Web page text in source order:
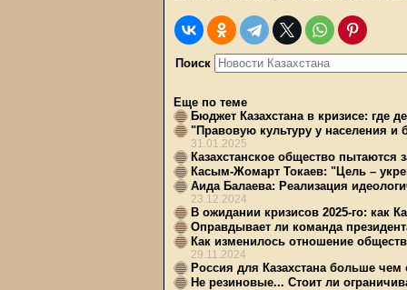
Поиск
Еще по теме
Бюджет Казахстана в кризисе: где
"Правовую культуру у населения
31.01.2025
Казахстанское общество пытаются
Касым-Жомарт Токаев: "Цель –
Аида Балаева: Реализация
23.12.2024
В ожидании кризисов 2025-го: как
Оправдывает ли команда
Как изменилось отношение
29.11.2024
Россия для Казахстана больше чем
Не резиновые... Стоит ли